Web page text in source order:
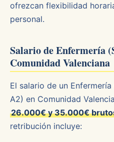
ofrezcan flexibilidad
personal.
Salario de Enfermería
Comunidad Valenciana
El salario de un Enfermería
A2) en Comunidad
26.000€ y 35.000€
retribución incluye: